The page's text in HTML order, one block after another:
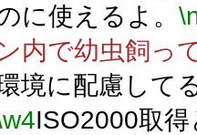
に使えるよ。
内で幼虫飼っ
境に配慮して
ISO2000取